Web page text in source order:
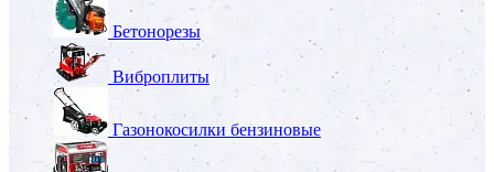
Бетонорезы
Виброплиты
Газонокосилки бензиновые